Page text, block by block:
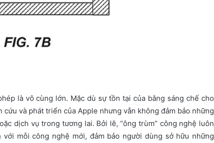
là vô cùng lớn. Mặc dù sự tồn tại của bằng sáng chế cho
và phát triển của Apple nhưng vẫn không đảm bảo những
dịch vụ trong tương lai. Bởi lẽ, “ông trùm” công nghệ luôn
mỗi công nghệ mới, đảm bảo người dùng sở hữu những